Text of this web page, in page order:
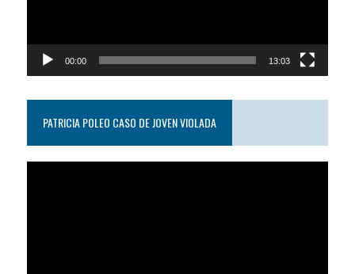
00:00 13:03
PATRICIA POLEO CASO DE JOVEN VIOLADA